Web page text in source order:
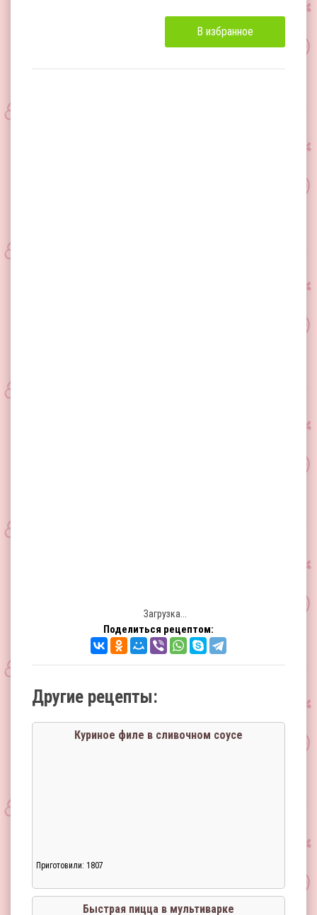
В избранное
Загрузка...
Поделиться рецептом:
Другие рецепты:
Куриное филе в сливочном соусе
Приготовили: 1807
Быстрая пицца в мультиварке